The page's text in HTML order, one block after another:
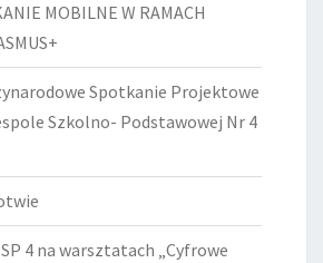
MOBILNE W RAMACH
Spotkanie Projektowe
Szkolno- Podstawowej Nr 4
4 na warsztatach „Cyfrowe